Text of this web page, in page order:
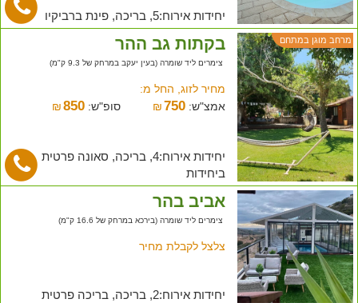
יחידות אירוח:5, בריכה, פינת ברביקיו
מרחב מוגן במתחם בקתות גב ההר
צימרים ליד שומרה (בעין יעקב במרחק של 9.3 ק"מ)
מחיר לזוג, החל מ:
אמצ"ש:
₪750 סופ"ש: ₪ 850
יחידות אירוח:4, בריכה, סאונה פרטית
ביחידות
אביב בהר
צימרים ליד שומרה (בירכא במרחק של 16.6 ק"מ)
צלצל לקבלת מחיר
יחידות אירוח:2, בריכה, בריכה פרטית